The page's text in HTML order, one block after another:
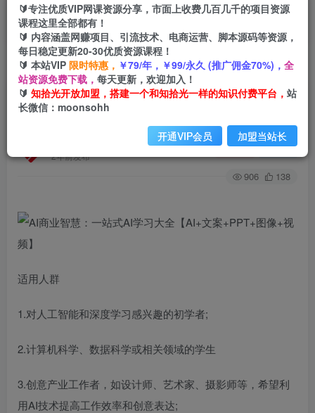
首页 创业课程 会员免费 正文
AI商业智慧：一站式AI学习大全【AI+文案
+PPT+图像+视频】
2年前发布
关注 私信
906 138
适用人群
1.对人工智能和深度学习感兴趣的初学者;
2.计算机科学、数据科学或相关领域的学生
3.创意产业工作者，如设计师、艺术家、摄影师等，希望利
用AI技术提高工作效率和创意表达;
🔰专注优质VIP网课资源分享，市面上收费几百几千的项目资源
课程这里全部都有！
🔰 内容涵盖网赚项目、引流技术、电商运营、脚本源码等资源，
每日稳定更新20-30优质资源课程！
🔰 本站VIP 限时特惠， ￥79/年，￥99/永久 (推广佣金70%)， 全
站资源免费下载， 每天更新，欢迎加入！
🔰 知拾光开放加盟，搭建一个和知拾光一样的知识付费平台， 站
长微信：moonsohh
开通VIP会员 加盟当站长